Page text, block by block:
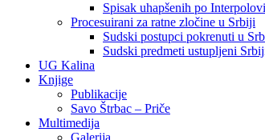
Spisak uhapšenih po
Procesuirani za ratne zločine u Srbiji
Sudski postupci pokrenuti u
Sudski predmeti ustupljeni
UG Kalina
Knjige
Publikacije
Savo Štrbac – Priče
Multimedija
Galerija